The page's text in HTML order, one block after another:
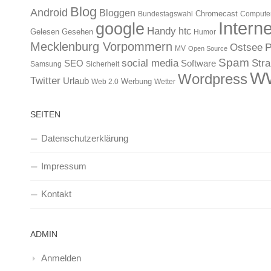
Android Blog Bloggen Bundestagswahl Chromecast
Gelesen Gesehen google Handy htc Humor
Mecklenburg Vorpommern MV Open Source Ostsee
Samsung SEO Sicherheit social media Software Spam
Twitter Urlaub Web 2.0 Werbung Wetter Wordpress
SEITEN
Datenschutzerklärung
Impressum
Kontakt
ADMIN
Anmelden